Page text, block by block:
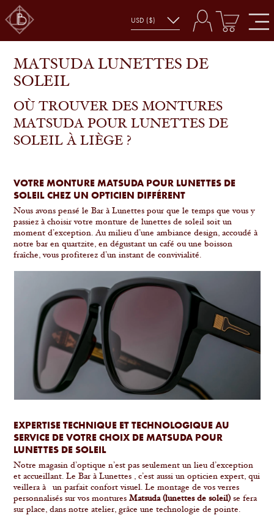
MATSUDA LUNETTES DE
SOLEIL
OÙ TROUVER DES MONTURES
MATSUDA POUR LUNETTES DE
SOLEIL À LIÈGE ?
VOTRE MONTURE MATSUDA POUR LUNETTES DE
SOLEIL CHEZ UN OPTICIEN DIFFÉRENT
Nous avons pensé le Bar à Lunettes pour que le temps que vous y
passiez à choisir votre monture de lunettes de soleil soit un
moment d’exception. Au milieu d’une ambiance design, accoudé à
notre bar en quartzite, en dégustant un café ou une boisson
fraîche, vous profiterez d’un instant de convivialité.
EXPERTISE TECHNIQUE ET TECHNOLOGIQUE AU
SERVICE DE VOTRE CHOIX DE MATSUDA POUR
LUNETTES DE SOLEIL
Notre magasin d’optique n’est pas seulement un lieu d’exception
et accueillant. Le Bar à Lunettes , c’est aussi un opticien expert, qui
veillera à un parfait confort visuel. Le montage de vos verres
personnalisés sur vos monturesMatsuda (lunettes de soleil) se fera
sur place, dans notre atelier, grâce une technologie de pointe.